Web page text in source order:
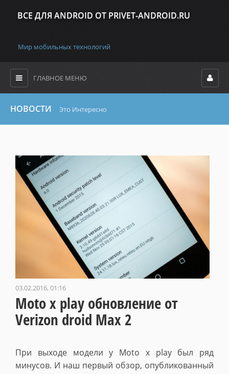
ВСЕ ДЛЯ ANDROID ОТ PRIVET-ANDROID.RU
Мир мобильных технологий
ГЛАВНОЕ МЕНЮ
НОВОСТИ Это Интересно
03.02.2016, 01:16
Moto x play обновление от
Verizon droid Max 2
При выходе модели у Moto x play был ряд
минусов. И наш первый обзор, опубликованный